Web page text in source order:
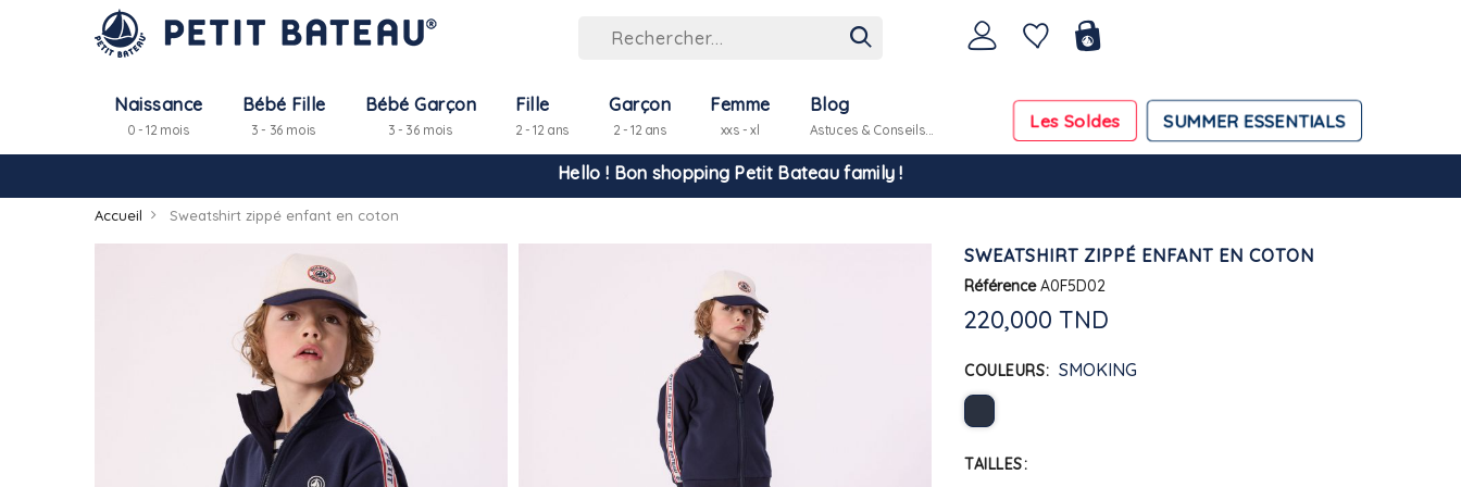
Naissance
0 - 12 mois
Bébé Fille
3 - 36 mois
Bébé Garçon
3 - 36 mois
Fille
2 - 12 ans
Garçon
2 - 12 ans
Femme
xxs - xl SUMMER ESSENTIALS
Les Soldes
Blog
Astuces & Conseils...
Hello ! Bon shopping Petit Bateau family !
La livraison est assurée partout en Tunisie !
-10% pour tout paiement par carte bancaire (hors promo)
Accueil Sweatshirt zippé enfant en coton
SWEATSHIRT ZIPPÉ ENFANT EN COTON
Référence A0F5D02
220,000 TND
COULEURS SMOKING
TAILLES